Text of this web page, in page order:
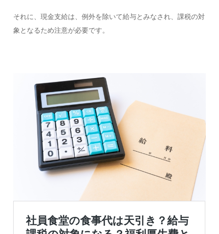
それに、現金支給は、例外を除いて給与とみなされ、課税の対
象となるため注意が必要です。